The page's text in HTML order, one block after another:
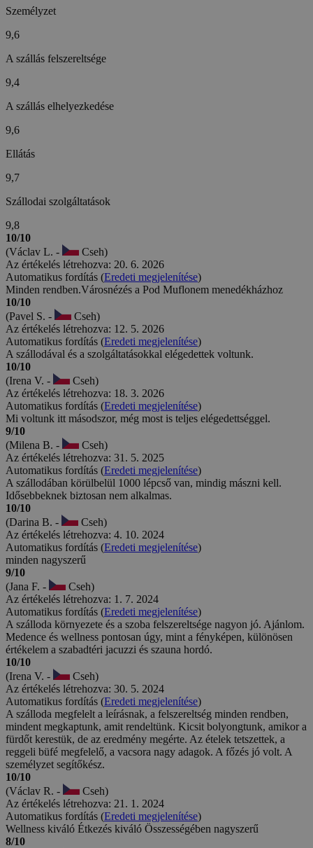
Személyzet
9,6
A szállás felszereltsége
9,4
A szállás elhelyezkedése
9,6
Ellátás
9,7
Szállodai szolgáltatások
9,8
10/10
(Václav L. -
Cseh)
Az értékelés létrehozva: 20. 6. 2026
Automatikus fordítás (Eredeti megjelenítése)
Minden rendben.Városnézés a Pod Muflonem menedékházhoz
10/10
(Pavel S. -
Cseh)
Az értékelés létrehozva: 12. 5. 2026
Automatikus fordítás (Eredeti megjelenítése)
A szállodával és a szolgáltatásokkal elégedettek voltunk.
10/10
(Irena V. -
Cseh)
Az értékelés létrehozva: 18. 3. 2026
Automatikus fordítás (Eredeti megjelenítése)
Mi voltunk itt másodszor, még most is teljes elégedettséggel.
9/10
(Milena B. -
Cseh)
Az értékelés létrehozva: 31. 5. 2025
Automatikus fordítás (Eredeti megjelenítése)
A szállodában körülbelül 1000 lépcső van, mindig mászni kell.
Idősebbeknek biztosan nem alkalmas.
10/10
(Darina B. -
Cseh)
Az értékelés létrehozva: 4. 10. 2024
Automatikus fordítás (Eredeti megjelenítése)
minden nagyszerű
9/10
(Jana F. -
Cseh)
Az értékelés létrehozva: 1. 7. 2024
Automatikus fordítás (Eredeti megjelenítése)
A szálloda környezete és a szoba felszereltsége nagyon jó. Ajánlom.
Medence és wellness pontosan úgy, mint a fényképen, különösen
értékelem a szabadtéri jacuzzi és szauna hordó.
10/10
(Irena V. -
Cseh)
Az értékelés létrehozva: 30. 5. 2024
Automatikus fordítás (Eredeti megjelenítése)
A szálloda megfelelt a leírásnak, a felszereltség minden rendben,
mindent megkaptunk, amit rendeltünk. Kicsit bolyongtunk, amikor a
fürdőt kerestük, de az eredmény megérte. Az ételek tetszettek, a
reggeli büfé megfelelő, a vacsora nagy adagok. A főzés jó volt. A
személyzet segítőkész.
10/10
(Václav R. -
Cseh)
Az értékelés létrehozva: 21. 1. 2024
Automatikus fordítás (Eredeti megjelenítése)
Wellness kiváló Étkezés kiváló Összességében nagyszerű
8/10